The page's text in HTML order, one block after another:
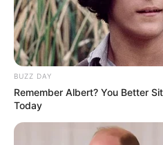
Gostou desse projeto?
seu comentário!
BUZZ DAY
Remember Albert? You Better
Today